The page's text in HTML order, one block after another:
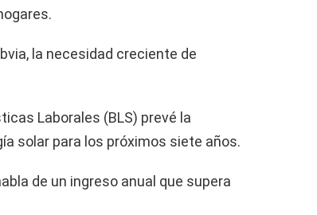
la necesidad creciente de
Laborales (BLS) prevé la
solar para los próximos siete años.
de un ingreso anual que supera